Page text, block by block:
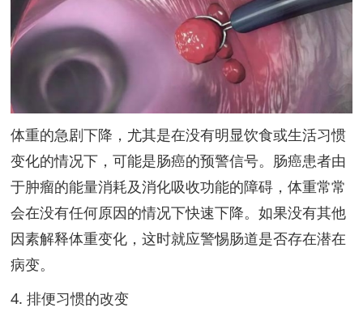
体重的急剧下降，尤其是在没有明显饮食或生活习惯
变化的情况下，可能是肠癌的预警信号。肠癌患者由
于肿瘤的能量消耗及消化吸收功能的障碍，体重常常
会在没有任何原因的情况下快速下降。如果没有其他
因素解释体重变化，这时就应警惕肠道是否存在潜在
病变。
4. 排便习惯的改变